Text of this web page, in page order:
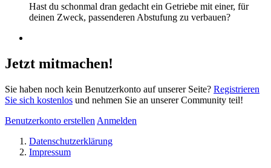
Hast du schonmal dran gedacht ein Getriebe mit einer, für
deinen Zweck, passenderen Abstufung zu verbauen?
Jetzt mitmachen!
Sie haben noch kein Benutzerkonto auf unserer Seite? Registrieren
Sie sich kostenlos und nehmen Sie an unserer Community teil!
Benutzerkonto erstellen Anmelden
Datenschutzerklärung
Impressum